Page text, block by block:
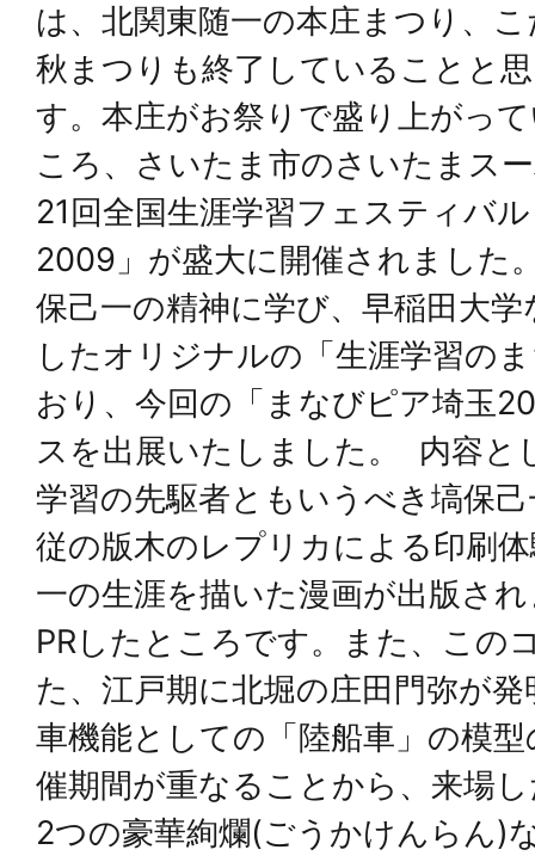
は、北関東随一の本庄まつり、
秋まつりも終了していることと
す。本庄がお祭りで盛り上がっ
ころ、さいたま市のさいたまス
21回全国生涯学習フェスティバ
2009」が盛大に開催されました
保己一の精神に学び、早稲田大
したオリジナルの「生涯学習の
おり、今回の「まなびピア埼玉
スを出展いたしました。 内容と
学習の先駆者ともいうべき塙保
従の版木のレプリカによる印刷
一の生涯を描いた漫画が出版さ
PRしたところです。また、この
た、江戸期に北堀の庄田門弥が
車機能としての「陸船車」の模
催期間が重なることから、来場
2つの豪華絢爛(ごうかけんらん)